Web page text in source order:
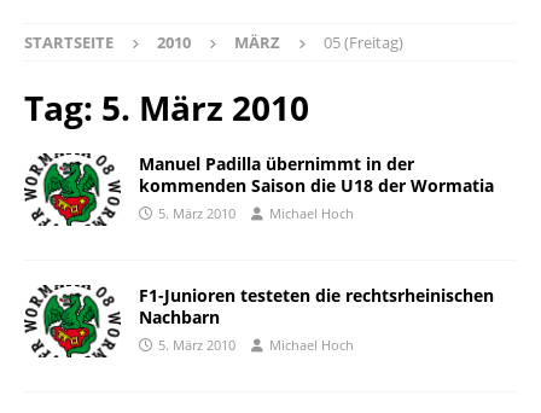
STARTSEITE 2010 MÄRZ 05 (Freitag)
Tag: 5. März 2010
Manuel Padilla übernimmt in der
kommenden Saison die U18 der Wormatia
5. März 2010 Michael Hoch
F1-Junioren testeten die rechtsrheinischen
Nachbarn
5. März 2010 Michael Hoch